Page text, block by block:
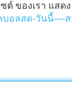
ต์ ของเรา แส
บอลสด-วันนี้-